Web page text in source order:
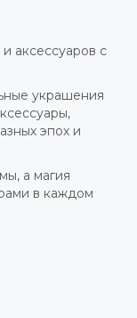
аксессуаров с
украшения
эпох и
а магия
в каждом